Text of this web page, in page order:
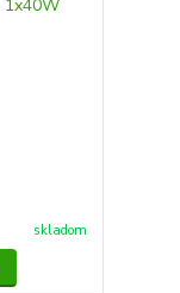
skladom